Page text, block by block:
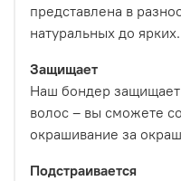
представлена в
натуральных до ярких.
Защищает
Наш бондер
волос – вы сможете
окрашивание за
Подстраивается